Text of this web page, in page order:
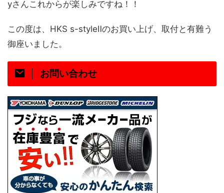
yさんこれからが楽しみですね！！
この度は、HKS s-styleⅡのお買い上げ、取付と有難う
御座いました。
お問い合わせ